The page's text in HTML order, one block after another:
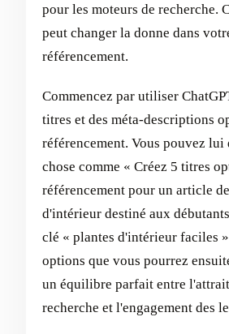
pour les moteurs de recherche.
peut changer la donne dans
référencement.
Commencez par utiliser
titres et des méta-descriptions
référencement. Vous pouvez lui
chose comme « Créez 5 titres
référencement pour un article
d'intérieur destiné aux
clé « plantes d'intérieur faciles
options que vous pourrez
un équilibre parfait entre
recherche et l'engagement des